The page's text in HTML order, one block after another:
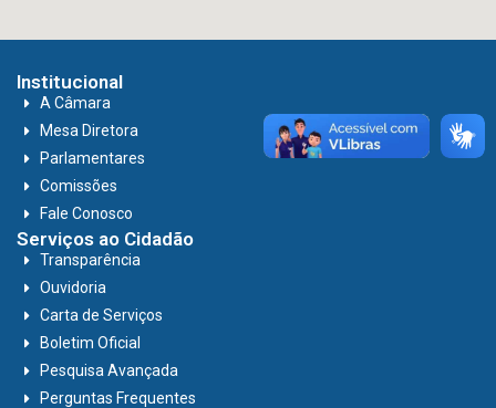
Institucional
A Câmara
Mesa Diretora
Parlamentares
Comissões
Fale Conosco
Serviços ao Cidadão
Transparência
Ouvidoria
Carta de Serviços
Boletim Oficial
Pesquisa Avançada
Perguntas Frequentes